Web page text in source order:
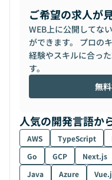
ご希望の求人が
WEB上に公開してな
ができます。 プロの
経験やスキルに合っ
す。
無
人気の開発言語か
AWS TypeScript
Go
GCP Next.js
Java
Azure